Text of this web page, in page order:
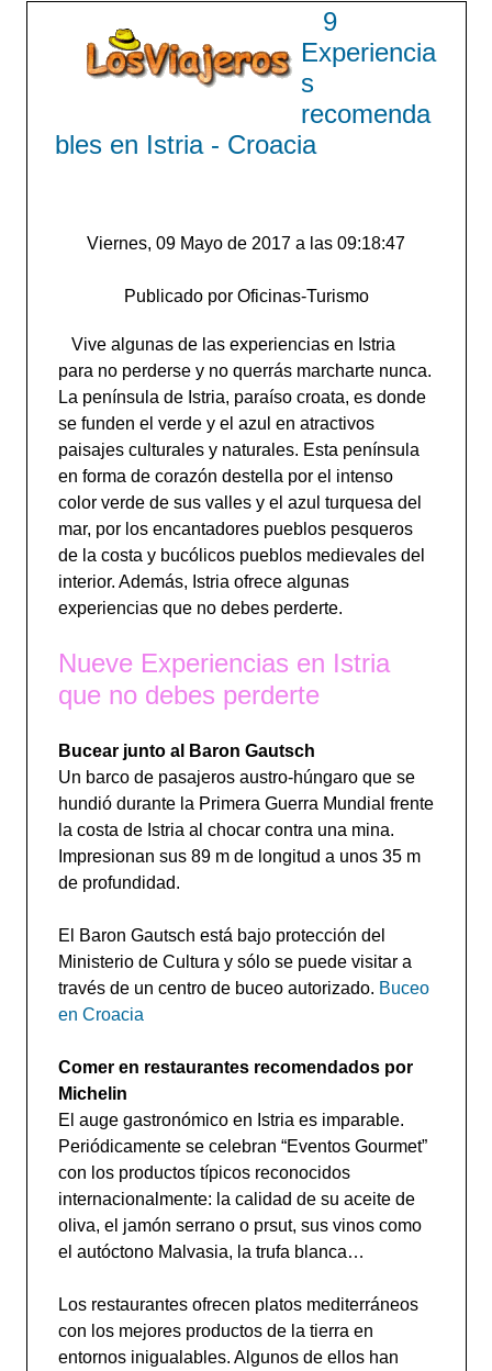
9
Experiencia
s
recomenda
bles en Istria - Croacia
Viernes, 09 Mayo de 2017 a las 09:18:47
Publicado por Oficinas-Turismo
Vive algunas de las experiencias en Istria
para no perderse y no querrás marcharte nunca.
La península de Istria, paraíso croata, es donde
se funden el verde y el azul en atractivos
paisajes culturales y naturales. Esta península
en forma de corazón destella por el intenso
color verde de sus valles y el azul turquesa del
mar, por los encantadores pueblos pesqueros
de la costa y bucólicos pueblos medievales del
interior. Además, Istria ofrece algunas
experiencias que no debes perderte.
Nueve Experiencias en Istria
que no debes perderte
Bucear junto al Baron Gautsch
Un barco de pasajeros austro-húngaro que se
hundió durante la Primera Guerra Mundial frente
la costa de Istria al chocar contra una mina.
Impresionan sus 89 m de longitud a unos 35 m
de profundidad.
El Baron Gautsch está bajo protección del
Ministerio de Cultura y sólo se puede visitar a
través de un centro de buceo autorizado. Buceo
en Croacia
Comer en restaurantes recomendados por
Michelin
El auge gastronómico en Istria es imparable.
Periódicamente se celebran “Eventos Gourmet”
con los productos típicos reconocidos
internacionalmente: la calidad de su aceite de
oliva, el jamón serrano o prsut, sus vinos como
el autóctono Malvasia, la trufa blanca…
Los restaurantes ofrecen platos mediterráneos
con los mejores productos de la tierra en
entornos inigualables. Algunos de ellos han